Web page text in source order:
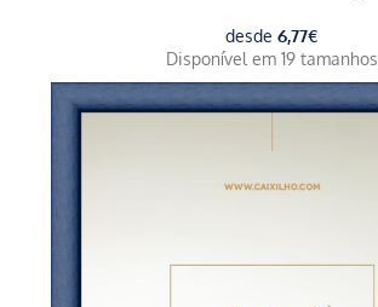
desde 6,77€
Disponível em 19 tamanhos